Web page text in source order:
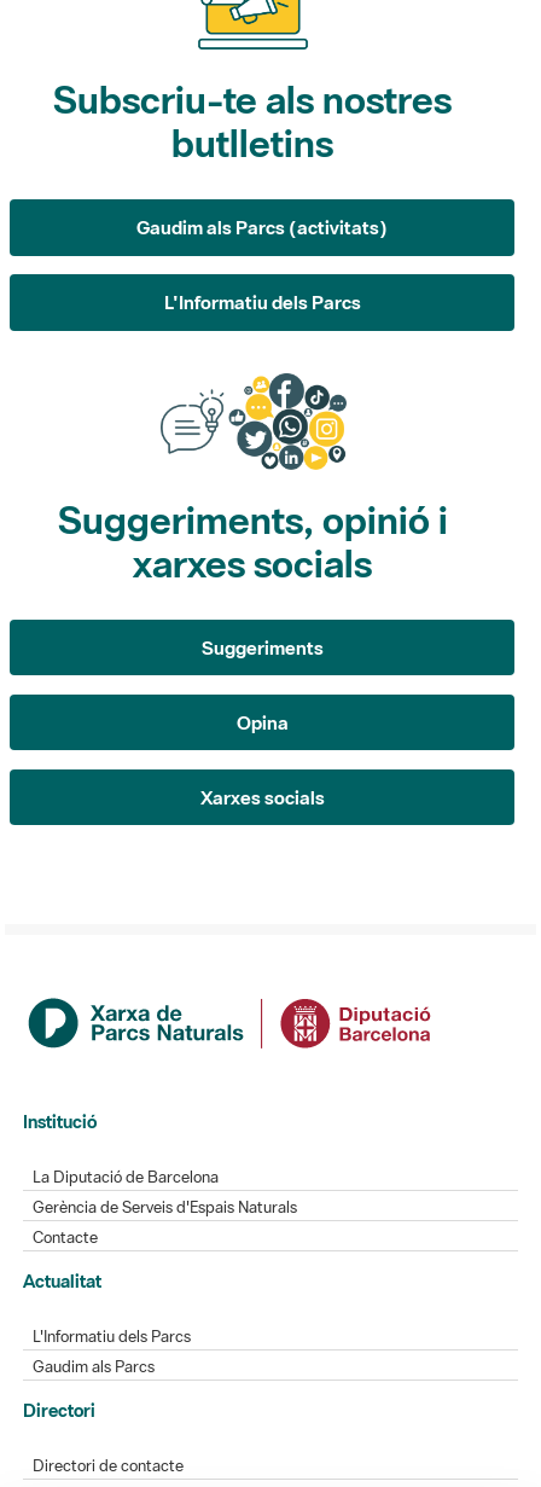
Subscriu-te als nostres
butlletins
Gaudim als Parcs (activitats)
L'Informatiu dels Parcs
Suggeriments, opinió i
xarxes socials
Suggeriments
Opina
Xarxes socials
Institució
Gerència de Serveis d'Espais Naturals
Actualitat
L'Informatiu dels Parcs
Gaudim als Parcs
Directori de contacte
Xarxes socials
Bústia de suggeriments